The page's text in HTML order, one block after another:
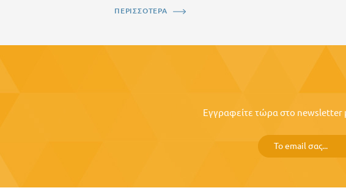
ΠΕΡΙΣΣΟΤΕΡΑ
Εγγραφείτε τώρα στο newsletter